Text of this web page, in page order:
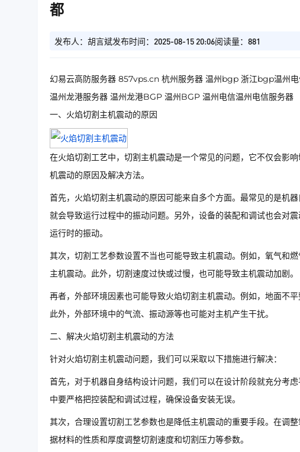
都
发布人：胡言斌发布时间：2025-08-15 20:06阅读量：881
幻易云高防服务器 857vps.cn 杭州服务器 温州bgp 浙江bgp温州
温州龙港服务器 温州龙港BGP 温州BGP 温州电信温州电信服务器
一、火焰切割主机震动的原因
在火焰切割工艺中，切割主机震动是一个常见的问题，它不仅会影
机震动的原因及解决方法。
首先，火焰切割主机震动的原因可能来自多个方面。最常见的是机
就会导致运行过程中的振动问题。另外，设备的装配和调试也会对
运行时的振动。
其次，切割工艺参数设置不当也可能导致主机震动。例如，氧气和
主机震动。此外，切割速度过快或过慢，也可能导致主机震动加剧。
再者，外部环境因素也可能导致火焰切割主机震动。例如，地面不
此外，外部环境中的气流、振动源等也可能对主机产生干扰。
二、解决火焰切割主机震动的方法
针对火焰切割主机震动问题，我们可以采取以下措施进行解决：
首先，对于机器自身结构设计问题，我们可以在设计阶段就充分考
中要严格把控装配和调试过程，确保设备安装无误。
其次，合理设置切割工艺参数也是降低主机震动的重要手段。在调
据材料的性质和厚度调整切割速度和切割压力等参数。